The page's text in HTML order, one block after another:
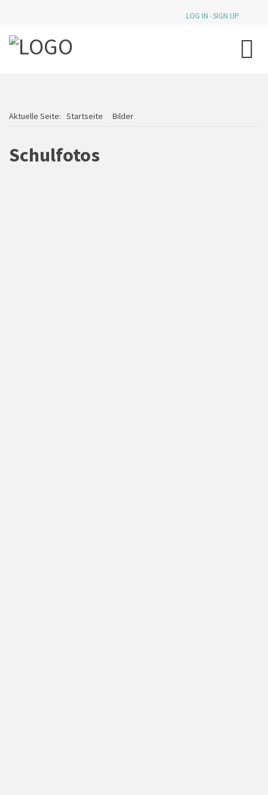
LOG IN SIGN UP
Aktuelle Seite: Startseite Bilder
Schulfotos